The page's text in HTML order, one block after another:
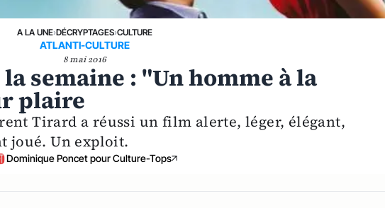
A LA UNE›DÉCRYPTAGES›CULTURE
ATLANTI-CULTURE
8 mai 2016
semaine : "Un homme à la
plaire
Tirard a réussi un film alerte, léger, élégant,
joué. Un exploit.
Dominique Poncet pour Culture-Tops